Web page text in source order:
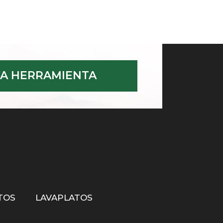
HERRAMIENTA
LAVAPLATOS